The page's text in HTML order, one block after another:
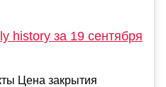
history за 19 сентября
Цена закрытия